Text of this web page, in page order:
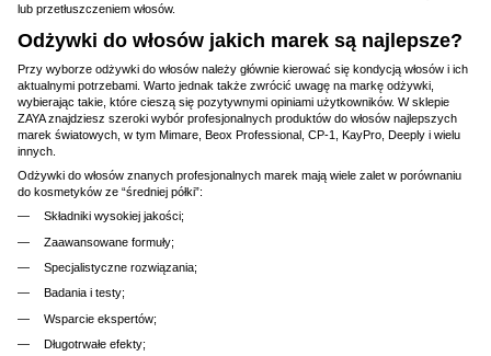
lub przetłuszczeniem włosów.
Odżywki do włosów jakich marek są najlepsze?
Przy wyborze odżywki do włosów należy głównie kierować się kondycją włosów i ich
aktualnymi potrzebami. Warto jednak także zwrócić uwagę na markę odżywki,
wybierając takie, które cieszą się pozytywnymi opiniami użytkowników. W sklepie
ZAYA znajdziesz szeroki wybór profesjonalnych produktów do włosów najlepszych
marek światowych, w tym Mimare, Beox Professional, CP-1, KayPro, Deeply i wielu
innych.
Odżywki do włosów znanych profesjonalnych marek mają wiele zalet w porównaniu
do kosmetyków ze “średniej półki”:
Składniki wysokiej jakości;
Zaawansowane formuły;
Specjalistyczne rozwiązania;
Badania i testy;
Wsparcie ekspertów;
Długotrwałe efekty;